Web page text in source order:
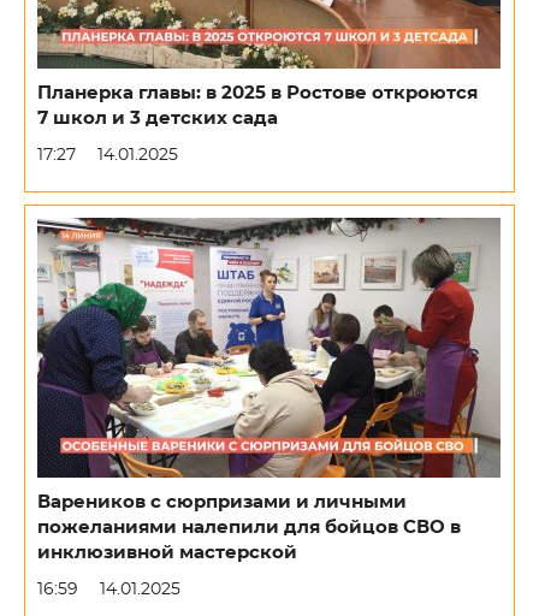
Планерка главы: в 2025 в Ростове откроются
7 школ и 3 детских сада
17:27 14.01.2025
Вареников с сюрпризами и личными
пожеланиями налепили для бойцов СВО в
инклюзивной мастерской
16:59 14.01.2025